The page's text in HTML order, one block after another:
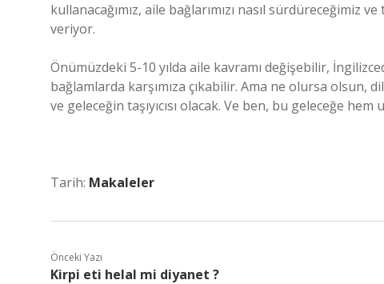
kullanacağımız, aile bağlarımızı nasıl sürdüreceğimiz
veriyor.
Önümüzdeki 5-10 yılda aile kavramı değişebilir,
bağlamlarda karşımıza çıkabilir. Ama ne olursa olsun,
ve geleceğin taşıyıcısı olacak. Ve ben, bu geleceğe
Tarih: Makaleler
Önceki Yazı
Kirpi eti helal mi diyanet ?